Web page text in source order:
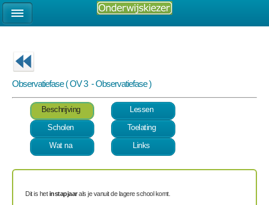
Observatiefase ( OV 3 - Observatiefase )
Beschrijving
Lessen
Scholen
Toelating
Wat na
Links
Dit is hetinstapjaarals je vanuit de lagere school komt.